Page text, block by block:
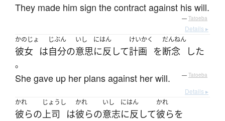
They made him sign the contract against his will.
— Tatoeba
Details ▸
かのじょ
彼女 は
じぶん
自分の
いし
意思
にはん
に反して
けいかく
計画 を
だんねん
断念 した
。
She gave up her plans against her will. — Tatoeba
Details ▸
かれ
彼らの
じょうし
上司 は
かれ
彼らの
いし
意志
にはん
に反して
かれ
彼らを